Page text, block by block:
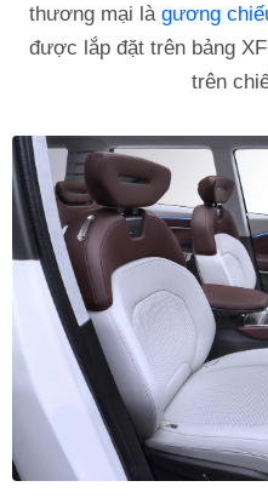
thương mại là gương
được lắp đặt trên bảng
trên